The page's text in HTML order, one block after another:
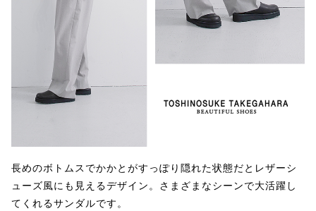
長めのボトムスでかかとがすっぽり隠れた状態だとレザーシ
ューズ風にも見えるデザイン。さまざまなシーンで大活躍し
てくれるサンダルです。